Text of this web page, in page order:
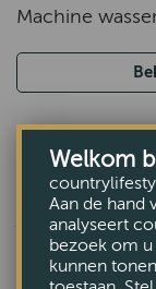
Machine
Welkom
Aan de hand
analyseert
bezoek om
kunnen